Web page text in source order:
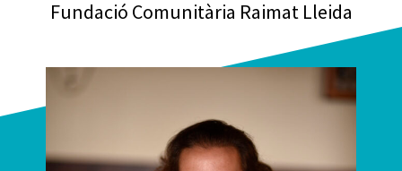
Fundació Comunitària Raimat Lleida